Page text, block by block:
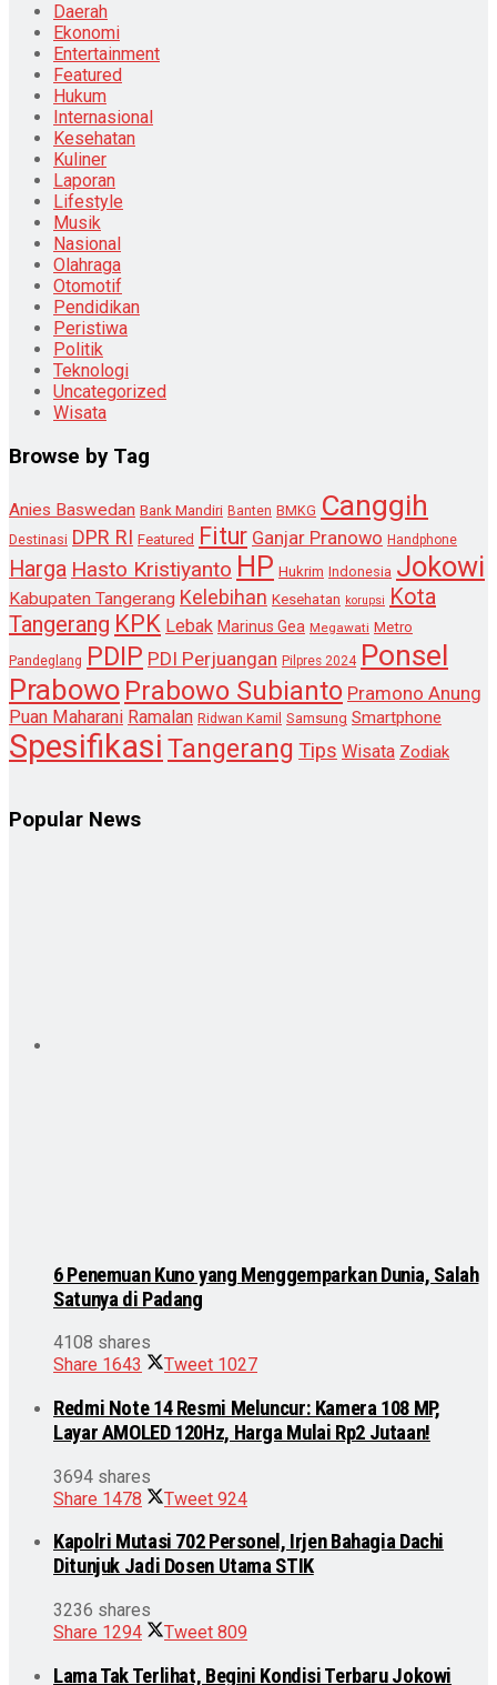
Daerah
Ekonomi
Entertainment
Featured
Hukum
Internasional
Kesehatan
Kuliner
Laporan
Lifestyle
Musik
Nasional
Olahraga
Otomotif
Pendidikan
Peristiwa
Politik
Teknologi
Uncategorized
Wisata
Browse by Tag
Anies Baswedan Bank Mandiri Banten BMKG Canggih
Destinasi DPR RI Featured Fitur Ganjar Pranowo Handphone
Harga Hasto Kristiyanto HP Hukrim Indonesia Jokowi
Kabupaten Tangerang Kelebihan Kesehatan korupsi
Kota
Tangerang KPK Lebak Marinus Gea Megawati Metro
Pandeglang PDIP PDI Perjuangan Pilpres 2024 Ponsel
Prabowo Prabowo Subianto Pramono Anung
Puan Maharani Ramalan Ridwan Kamil Samsung Smartphone
Spesifikasi Tangerang Tips Wisata Zodiak
Popular News
6 Penemuan Kuno yang Menggemparkan Dunia, Salah
Satunya di Padang
4108 shares
Share 1643 Tweet 1027
Redmi Note 14 Resmi Meluncur: Kamera 108 MP,
Layar AMOLED 120Hz, Harga Mulai Rp2 Jutaan!
3694 shares
Share 1478 Tweet 924
Kapolri Mutasi 702 Personel, Irjen Bahagia Dachi
Ditunjuk Jadi Dosen Utama STIK
3236 shares
Share 1294 Tweet 809
Lama Tak Terlihat, Begini Kondisi Terbaru Jokowi